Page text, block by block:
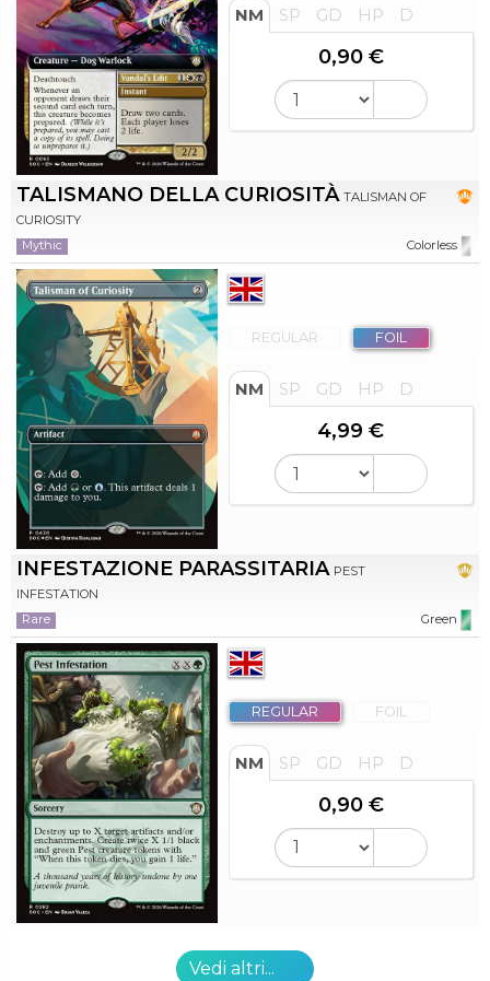
NM SP GD HP D
0,90 €
TALISMANO DELLA CURIOSITÀ TALISMAN OF
CURIOSITY
Mythic
Colorless
REGULAR FOIL
NM SP GD HP D
4,99 €
INFESTAZIONE PARASSITARIA PEST
INFESTATION
Rare
Green
REGULAR FOIL
NM SP GD HP D
0,90 €
Vedi altri...